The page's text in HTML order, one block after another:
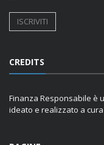
CREDITS
Finanza Responsabile è
ideato e realizzato a